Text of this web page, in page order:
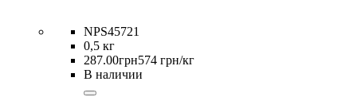
NPS45721
0,5 кг
287.00грн574 грн/кг
В наличии